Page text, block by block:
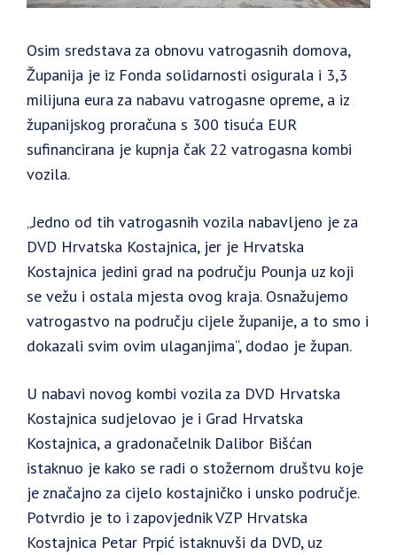
Osim sredstava za obnovu vatrogasnih domova,
Županija je iz Fonda solidarnosti osigurala i 3,3
milijuna eura za nabavu vatrogasne opreme, a iz
županijskog proračuna s 300 tisuća EUR
sufinancirana je kupnja čak 22 vatrogasna kombi
vozila.
„Jedno od tih vatrogasnih vozila nabavljeno je za
DVD Hrvatska Kostajnica, jer je Hrvatska
Kostajnica jedini grad na području Pounja uz koji
se vežu i ostala mjesta ovog kraja. Osnažujemo
vatrogastvo na području cijele županije, a to smo i
dokazali svim ovim ulaganjima“, dodao je župan.
U nabavi novog kombi vozila za DVD Hrvatska
Kostajnica sudjelovao je i Grad Hrvatska
Kostajnica, a gradonačelnik Dalibor Bišćan
istaknuo je kako se radi o stožernom društvu koje
je značajno za cijelo kostajničko i unsko područje.
Potvrdio je to i zapovjednik VZP Hrvatska
Kostajnica Petar Prpić istaknuvši da DVD, uz